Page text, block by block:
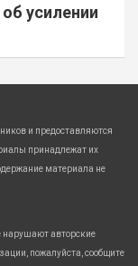
усилении
и предоставляются
принадлежат их
материала не
нарушают авторские
пожалуйста, сообщите